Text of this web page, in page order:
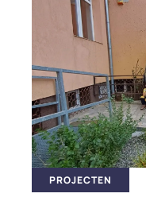
PROJECTEN